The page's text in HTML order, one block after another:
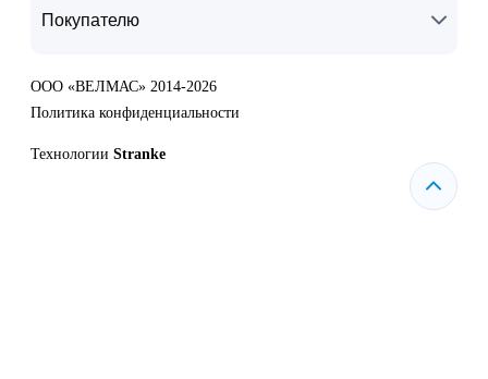
Покупателю
ООО «ВЕЛМАС» 2014-2026
Политика конфиденциальности
Технологии Stranke